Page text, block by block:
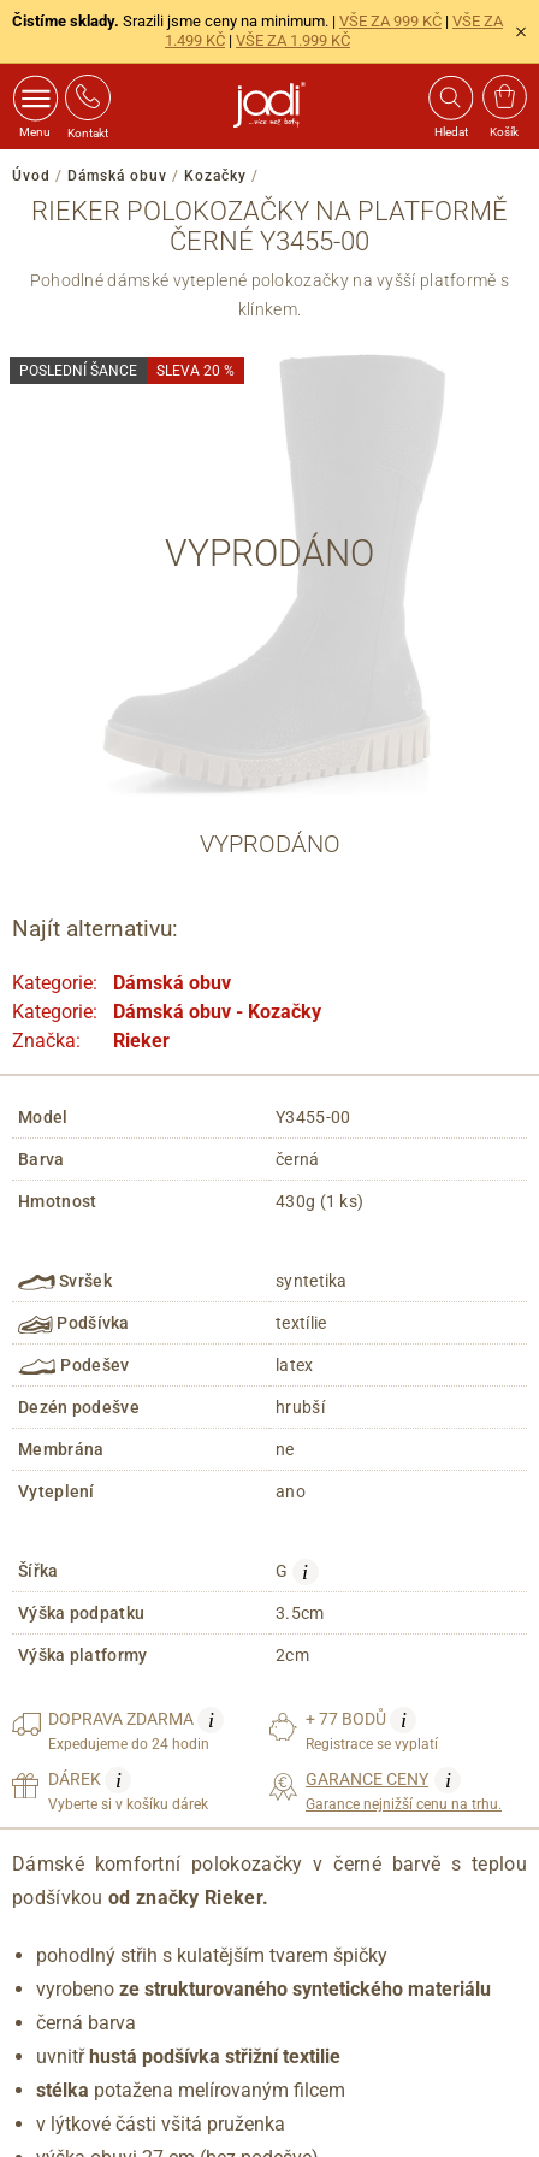
Čistíme sklady. Srazili jsme ceny na minimum. | VŠE ZA 999 KČ | VŠE ZA
1.499 KČ | VŠE ZA 1.999 KČ
Menu Kontakt Hledat Košík
Úvod / Dámská obuv / Kozačky /
RIEKER POLOKOZAČKY NA PLATFORMĚ
ČERNÉ Y3455-00
Pohodlné dámské vyteplené polokozačky na vyšší platformě s
klínkem.
VYPRODÁNO
POSLEDNÍ ŠANCE SLEVA 20 %
VYPRODÁNO
Najít alternativu:
Kategorie:
Dámská obuv
Kategorie:
Dámská obuv - Kozačky
Značka:
Rieker
Model Y3455-00
Barva černá
Hmotnost 430g (1 ks)
Svršek syntetika
Podšívka textílie
Podešev latex
Dezén podešve hrubší
Membrána ne
Vyteplení ano
Šířka G i
Výška podpatku 3.5cm
Výška platformy 2cm
DOPRAVAZDARMA i
Expedujeme do 24 hodin
+ 77 BODŮ i
Registrace se vyplatí
DÁREK i
Vyberte si v košíku dárek
GARANCE CENY i
Garance nejnižší cenu na trhu.
Dámské komfortní polokozačky v černé barvě s teplou
podšívkouod značky Rieker.
pohodlný střih s kulatějším tvarem špičky
vyrobeno ze strukturovaného syntetického materiálu
černá barva
uvnitřhustá podšívka střižní textilie
stélka potažena melírovaným filcem
v lýtkové části všitá pruženka